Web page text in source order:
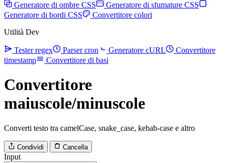
Generatore di ombre CSS
Generatore di sfumature CSS
Generatore di bordi CSS
Convertitore colori
Utilità Dev
Tester regex Parser cron Generatore cURL
Convertitore
timestamp
Convertitore di basi
Convertitore
maiuscole/minuscole
Converti testo tra camelCase, snake_case, kebab-case e altro
Condividi Cancella
Input